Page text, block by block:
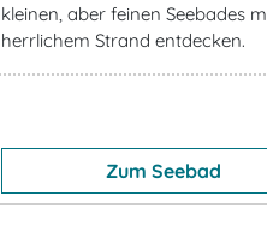
kleinen, aber feinen Seebades
herrlichem Strand entdecken.
Zum Seebad